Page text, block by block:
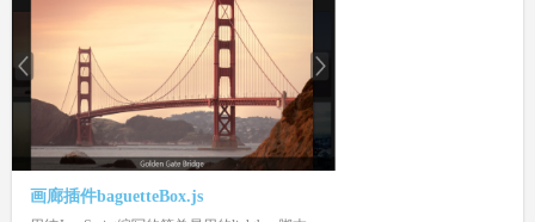
画廊插件baguetteBox.js